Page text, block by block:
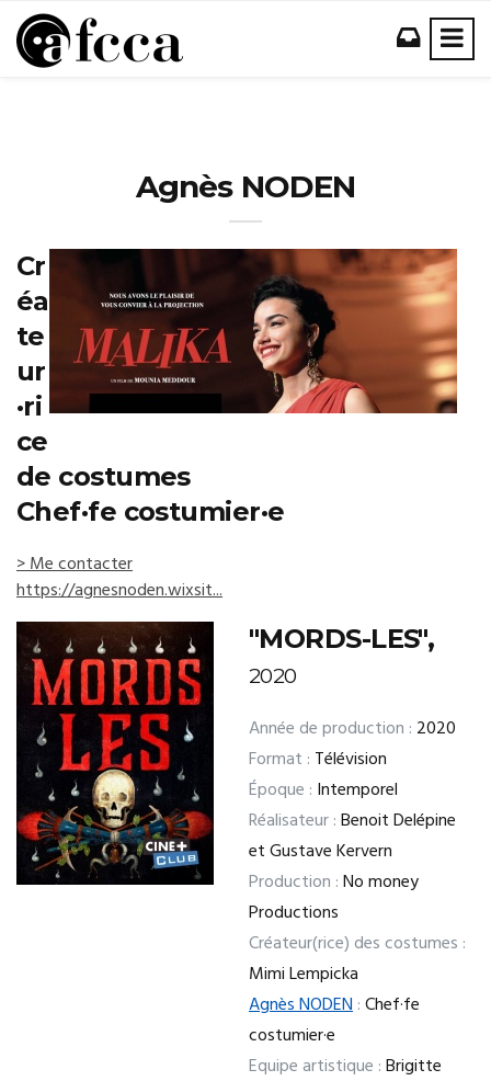
Agnès NODEN
Cr
éa
te
ur
·ri
ce
de costumes
Chef·fe costumier·e
> Me contacter
https://agnesnoden.wixsit...
"MORDS-LES",
2020
Année de production : 2020
Format : Télévision
Époque : Intemporel
Réalisateur :Benoit Delépine
et Gustave Kervern
Production :No money
Productions
Créateur(rice) des costumes :
Mimi Lempicka
Agnès NODEN:Chef·fe
costumier·e
Equipe artistique :Brigitte